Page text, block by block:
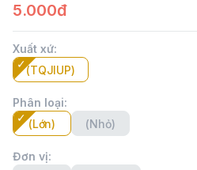
5.000đ
Xuất xứ:
(TQJIUP)
Phân loại:
(Lớn)
(Nhỏ)
Đơn vị: